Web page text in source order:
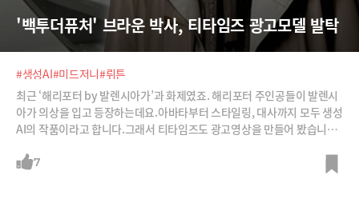
'백투더퓨처' 브라운 박사, 티타임즈 광고모델 발탁
#생성AI#미드저니#뤼튼
최근 ‘해리포터 by 발렌시아가’과 화제였죠. 해리포터 주인공들이 발렌시
아가 의상을 입고 등장하는데요.아바타부터 스타일링, 대사까지 모두 생성
AI의 작품이라고 합니다.그래서 티타임즈도 광고영상을 만들어 봤습니다.
로 아바타 만들고, 일레븐랩스로 음성 뜨고, D-ID로 음성을 아바타에 입혔
7